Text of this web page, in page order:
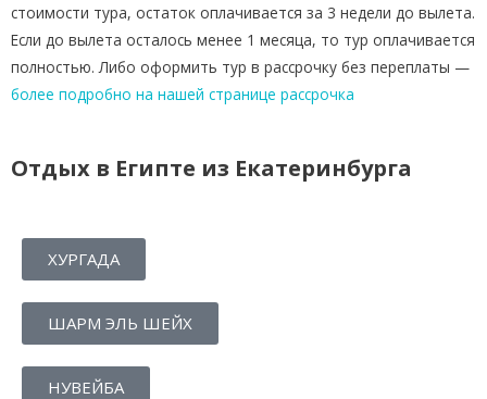
стоимости тура, остаток оплачивается за 3 недели до вылета.
Если до вылета осталось менее 1 месяца, то тур оплачивается
полностью. Либо оформить тур в рассрочку без переплаты —
более подробно на нашей странице рассрочка
Отдых в Египте из Екатеринбурга
ХУРГАДА
ШАРМ ЭЛЬ ШЕЙХ
НУВЕЙБА